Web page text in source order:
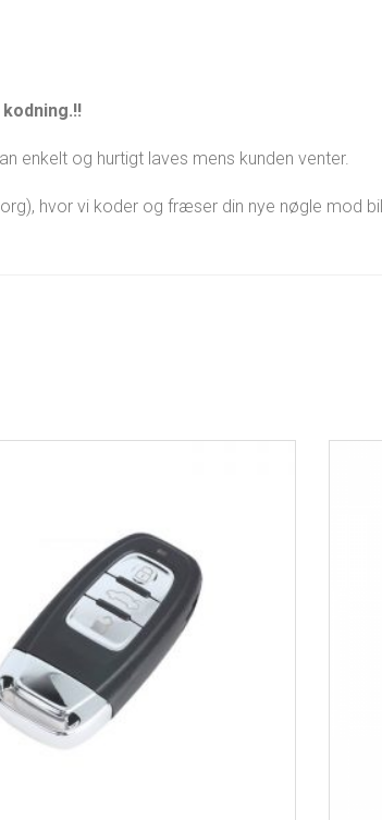
enkelt og hurtigt laves mens kunden venter.
hvor vi koder og fræser din nye nøgle mod